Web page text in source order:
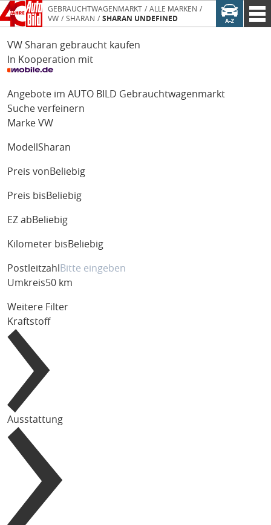
GEBRAUCHTWAGENMARKT
ALLE MARKEN
VW
SHARAN SHARAN UNDEFINED
VW Sharan gebraucht kaufen
In Kooperation mit
Angebote im AUTO BILD Gebrauchtwagenmarkt
Suche verfeinern
Marke VW
Modell Sharan
Preis von Beliebig
Preis bis Beliebig
EZ ab Beliebig
Kilometer bis Beliebig
Postleitzahl
Umkreis50 km
Weitere Filter
Kraftstoff
Ausstattung